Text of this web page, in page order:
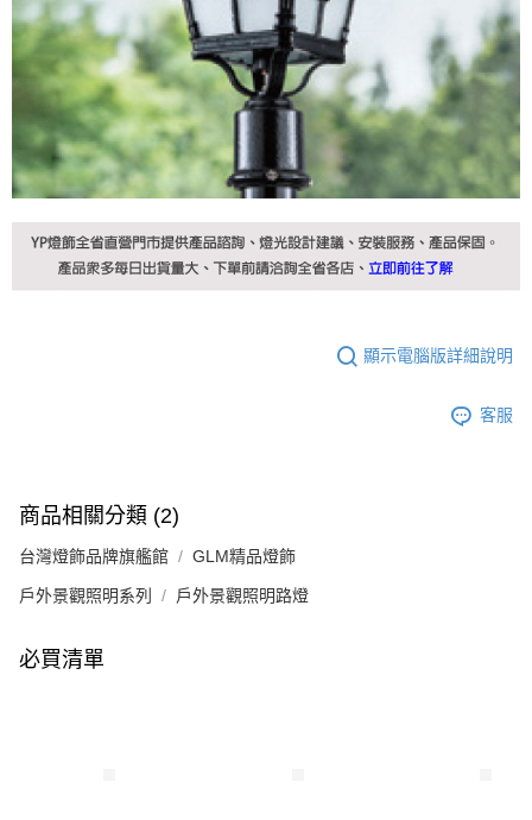
顯示電腦版詳細說明
客服
商品相關分類 (2)
台灣燈飾品牌旗艦館 GLM精品燈飾
戶外景觀照明系列 戶外景觀照明路燈
必買清單